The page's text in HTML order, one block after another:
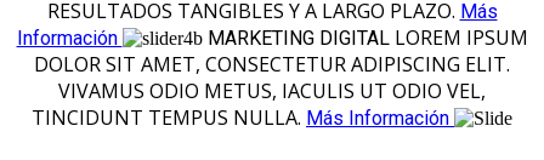
RESULTADOS TANGIBLES Y A LARGO PLAZO. Más
Información
MARKETING DIGITAL LOREM IPSUM
DOLOR SIT AMET, CONSECTETUR ADIPISCING ELIT.
VIVAMUS ODIO METUS, IACULIS UT ODIO VEL,
TINCIDUNT TEMPUS NULLA. Más Información